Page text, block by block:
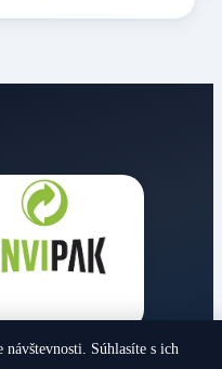
návštevnosti. Súhlasíte s ich